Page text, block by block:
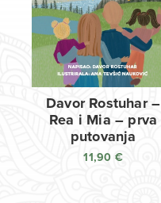
Davor Rostuhar –
Rea i Mia – prva
putovanja
11,90 €